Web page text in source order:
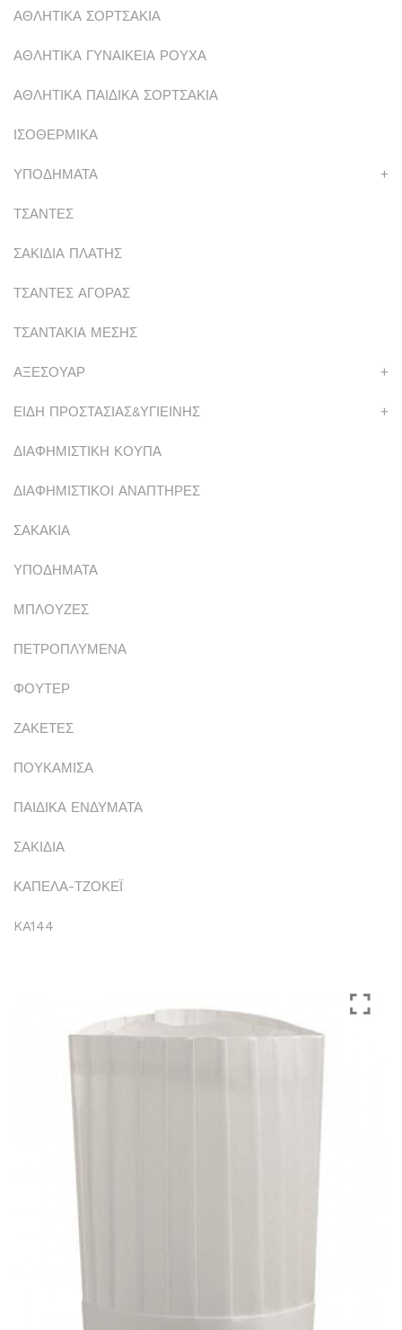
ΑΘΛΗΤΙΚΑ ΣΟΡΤΣΑΚΙΑ
ΑΘΛΗΤΙΚΑ ΓΥΝΑΙΚΕΙΑ ΡΟΥΧΑ
ΑΘΛΗΤΙΚΑ ΠΑΙΔΙΚΑ ΣΟΡΤΣΑΚΙΑ
ΙΣΟΘΕΡΜΙΚΑ
ΥΠΟΔΗΜΑΤΑ +
ΤΣΑΝΤΕΣ
ΣΑΚΙΔΙΑ ΠΛΑΤΗΣ
ΤΣΑΝΤΕΣ ΑΓΟΡΑΣ
ΤΣΑΝΤΑΚΙΑ ΜΕΣΗΣ
ΑΞΕΣΟΥΑΡ +
ΕΙΔΗ ΠΡΟΣΤΑΣΙΑΣ&ΥΓΙΕΙΝΗΣ +
ΔΙΑΦΗΜΙΣΤΙΚΗ ΚΟΥΠΑ
ΔΙΑΦΗΜΙΣΤΙΚΟΙ ΑΝΑΠΤΗΡΕΣ
ΣΑΚΑΚΙΑ
ΥΠΟΔΗΜΑΤΑ
ΜΠΛΟΥΖΕΣ
ΠΕΤΡΟΠΛΥΜΕΝΑ
ΦΟΥΤΕΡ
ΖΑΚΕΤΕΣ
ΠΟΥΚΑΜΙΣΑ
ΠΑΙΔΙΚΑ ΕΝΔΥΜΑΤΑ
ΣΑΚΙΔΙΑ
ΚΑΠΕΛΑ-ΤΖΟΚΕΪ
KA144